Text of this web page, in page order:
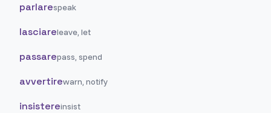
parlarespeak
lasciareleave, let
passarepass, spend
avvertirewarn, notify
insistereinsist